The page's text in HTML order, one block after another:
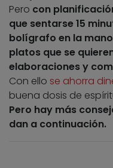
Pero con
que sentarse 15
bolígrafo en la
platos que se
elaboraciones y
Con ello se ahorra
buena dosis de
Pero hay más
dan a continuación.